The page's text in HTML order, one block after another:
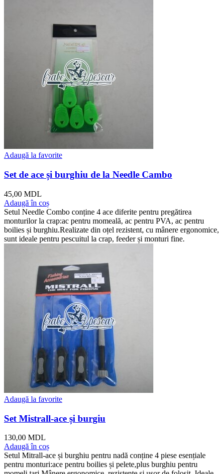
Adaugă la favorite
Set de ace și burghiu de la Needle Cambo
45,00 MDL
Adaugă în coș
Setul Needle Combo conține 4 ace diferite pentru pregătirea
monturilor la crap:ac pentru momeală, ac pentru PVA, ac pentru
boilies și burghiu.Realizate din oțel rezistent, cu mânere ergonomice,
sunt ideale pentru pescuitul la crap, feeder și monturi fine.
Adaugă la favorite
Set Mistrall-ace și burgiu
130,00 MDL
Adaugă în coș
Setul Mitrall-ace și burghiu pentru nadă conține 4 piese esențiale
pentru monturi:ace pentru boilies și pelete,plus burghiu pentru